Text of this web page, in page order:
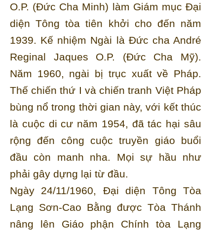
O.P. (Đức Cha Minh) làm Giám mục Đại
diện Tông tòa tiên khởi cho đến năm
1939. Kế nhiệm Ngài là Đức cha André
Reginal Jaques O.P. (Đức Cha Mỹ).
Năm 1960, ngài bị trục xuất về Pháp.
Thế chiến thứ I và chiến tranh Việt Pháp
bùng nổ trong thời gian này, với kết thúc
là cuộc di cư năm 1954, đã tác hại sâu
rộng đến công cuộc truyền giáo buổi
đầu còn manh nha. Mọi sự hầu như
phải gây dựng lại từ đầu.
Ngày 24/11/1960, Đại diện Tông Tòa
Lạng Sơn-Cao Bằng được Tòa Thánh
nâng lên Giáo phận Chính tòa Lạng